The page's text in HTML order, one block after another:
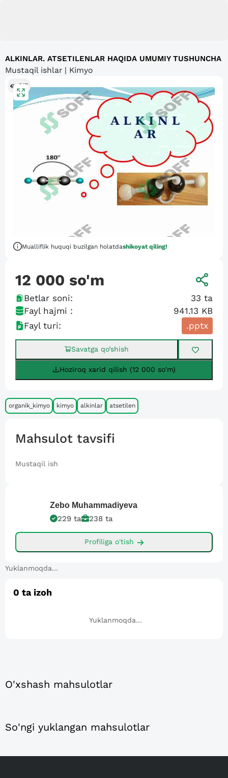
ALKINLAR. ATSETILENLAR HAQIDA UMUMIY TUSHUNCHA
Mustaqil ishlar | Kimyo
617
Mualliflik huquqi buzilgan holatdashikoyat qiling!
12 000 so'm
Betlar soni: 33 ta
Fayl hajmi :
941.13 KB
Fayl turi:
.pptx
Savatga qo’shish
Hoziroq xarid qilish (12 000 so'm)
organik_kimyo kimyo alkinlar atsetilen
Mahsulot tavsifi
Mustaqil ish
Zebo Muhammadiyeva
229 ta 238 ta
Profiliga o'tish
Yuklanmoqda...
0 ta izoh
Yuklanmoqda...
O'xshash mahsulotlar
So'ngi yuklangan mahsulotlar